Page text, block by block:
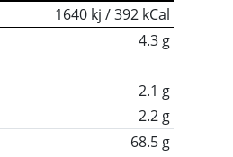
1640 kj / 392 kCal
4.3 g
2.1 g
2.2 g
68.5 g